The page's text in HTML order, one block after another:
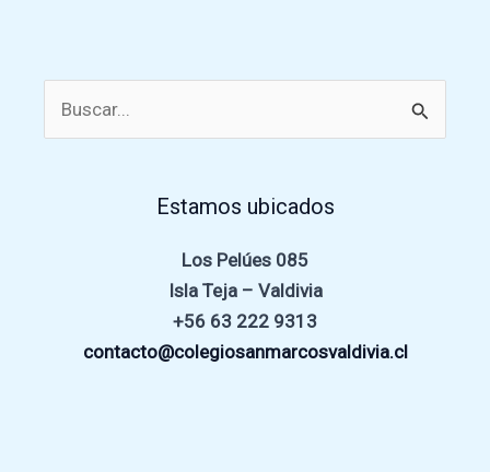
Estamos ubicados
Los Pelúes 085
Isla Teja – Valdivia
+56 63 222 9313
contacto@colegiosanmarcosvaldivia.cl